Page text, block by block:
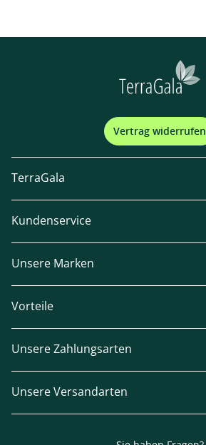
Vertrag widerrufen
TerraGala
Kundenservice
Unsere Marken
Vorteile
Unsere Zahlungsarten
Unsere Versandarten